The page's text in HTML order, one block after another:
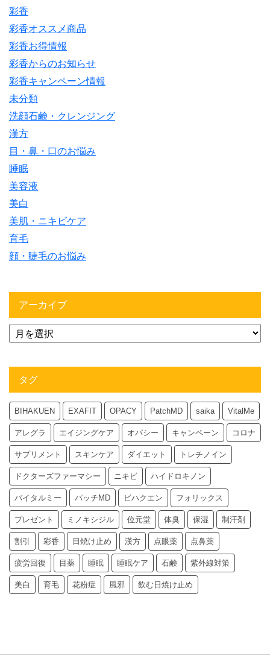
彩香
彩香オススメ商品
彩香お得情報
彩香からのお知らせ
彩香キャンペーン情報
未分類
洗顔石鹸・クレンジング
漢方
目・鼻・口のお悩み
睡眠
美容液
美白
美肌・ニキビケア
育毛
顔・睫毛のお悩み
アーカイブ
タグ
BIHAKUEN EXAFIT OPACY PatchMD saika VitalMe
アレグラ エイジングケア オパシー キャンペーン コロナ
サプリメント スキンケア ダイエット トレチノイン
ドクターズファーマシー ニキビ ハイドロキノン
バイタルミー パッチMD ビハクエン フォリックス
プレゼント ミノキシジル 位元堂 体臭 保湿 制汗剤
割引 彩香 日焼け止め 漢方 点眼薬 点鼻薬
疲労回復 目薬 睡眠 睡眠ケア 石鹸 紫外線対策
美白 育毛 花粉症 風邪 飲む日焼け止め